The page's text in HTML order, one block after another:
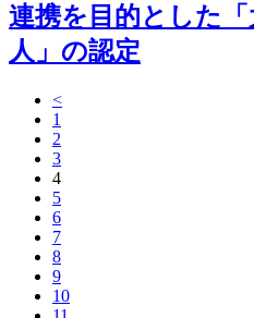
連携を目的とした
人」の認定
<
1
2
3
4
5
6
7
8
9
10